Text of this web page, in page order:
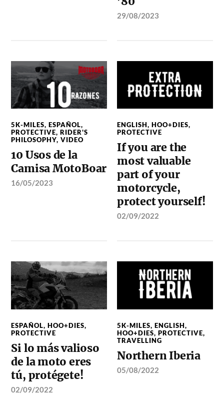
29/08/2023
5K-MILES,ESPAÑOL,
PROTECTIVE,RIDER'S
PHILOSOPHY,VIDEO
10 Usos de la
Camisa MotoBoar
16/05/2023
ENGLISH,HOO+DIES,
PROTECTIVE
If you are the
most valuable
part of your
motorcycle,
protect yourself!
02/09/2022
ESPAÑOL,HOO+DIES,
PROTECTIVE
Si lo más valioso
de la moto eres
tú, protégete!
02/09/2022
5K-MILES,ENGLISH,
HOO+DIES,PROTECTIVE,
TRAVELLING
Northern Iberia
05/08/2022